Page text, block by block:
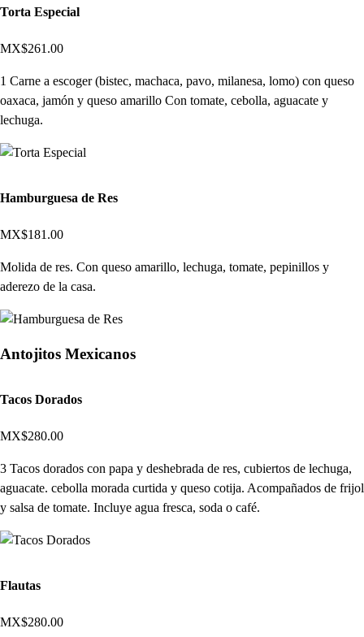
Torta Especial
MX$261.00
1 Carne a escoger (bistec, machaca, pavo, milanesa, lomo) con queso
oaxaca, jamón y queso amarillo Con tomate, cebolla, aguacate y
lechuga.
Hamburguesa de Res
MX$181.00
Molida de res. Con queso amarillo, lechuga, tomate, pepinillos y
aderezo de la casa.
Antojitos Mexicanos
Tacos Dorados
MX$280.00
3 Tacos dorados con papa y deshebrada de res, cubiertos de lechuga,
aguacate. cebolla morada curtida y queso cotija. Acompañados de frijol
y salsa de tomate. Incluye agua fresca, soda o café.
Flautas
MX$280.00